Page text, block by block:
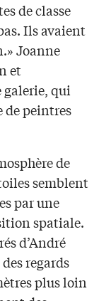
de classe
Ils avaient
Joanne
et
galerie, qui
de peintres
de
semblent
par une
spatiale.
d’André
regards
plus loin